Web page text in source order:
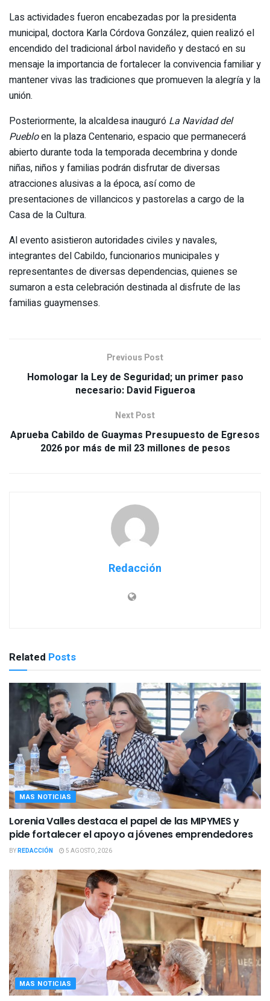
Las actividades fueron encabezadas por la presidenta
municipal, doctora Karla Córdova González, quien realizó el
encendido del tradicional árbol navideño y destacó en su
mensaje la importancia de fortalecer la convivencia familiar y
mantener vivas las tradiciones que promueven la alegría y la
unión.
Posteriormente, la alcaldesa inauguró La Navidad del
Puebloen la plaza Centenario, espacio que permanecerá
abierto durante toda la temporada decembrina y donde
niñas, niños y familias podrán disfrutar de diversas
atracciones alusivas a la época, así como de
presentaciones de villancicos y pastorelas a cargo de la
Casa de la Cultura.
Al evento asistieron autoridades civiles y navales,
integrantes del Cabildo, funcionarios municipales y
representantes de diversas dependencias, quienes se
sumaron a esta celebración destinada al disfrute de las
familias guaymenses.
Previous Post
Homologar la Ley de Seguridad; un primer paso
necesario: David Figueroa
Next Post
Aprueba Cabildo de Guaymas Presupuesto de Egresos
2026 por más de mil 23 millones de pesos
Redacción
Related Posts
MAS NOTICIAS
Lorenia Valles destaca el papel de las MIPYMES y
pide fortalecer el apoyo a jóvenes emprendedores
BYREDACCIÓN 5 AGOSTO, 2026
MAS NOTICIAS